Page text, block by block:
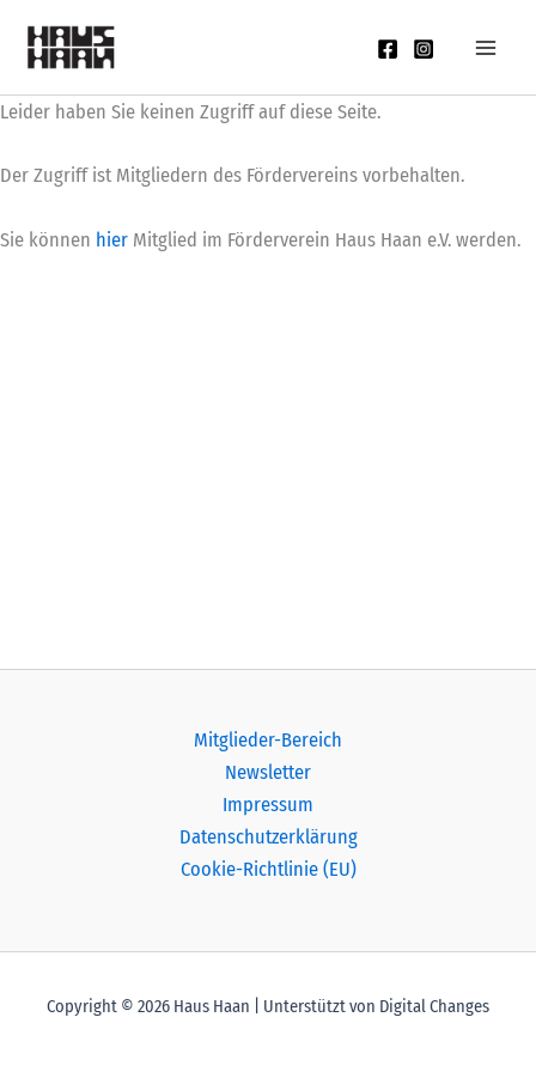
Inhalt
Leider haben Sie keinen Zugriff auf diese Seite.
Der Zugriff ist Mitgliedern des Fördervereins vorbehalten.
Sie können hier Mitglied im Förderverein Haus Haan e.V. werden.
Mitglieder-Bereich
Newsletter
Impressum
Datenschutzerklärung
Cookie-Richtlinie (EU)
Copyright © 2026 Haus Haan | Unterstützt von Digital Changes